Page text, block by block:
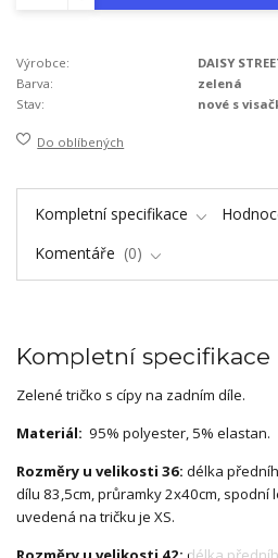
Výrobce:
DAISY
Barva:
zelená
Stav:
nové s
Do oblíbených
Kompletní specifikace
Komentáře
0
Kompletní specifikace
Zelené tričko s cípy na zadním díle.
Materiál: 95% polyester, 5% elastan.
Rozměry u velikosti 36: délka
dílu 83,5cm, průramky 2x40cm, spodní
uvedená na tričku je XS.